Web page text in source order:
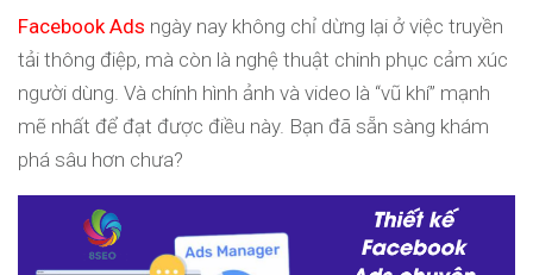
Facebook Ads ngày nay không chỉ dừng lại ở việc truyền
tải thông điệp, mà còn là nghệ thuật chinh phục cảm xúc
người dùng. Và chính hình ảnh và video là “vũ khí” mạnh
mẽ nhất để đạt được điều này. Bạn đã sẵn sàng khám
phá sâu hơn chưa?